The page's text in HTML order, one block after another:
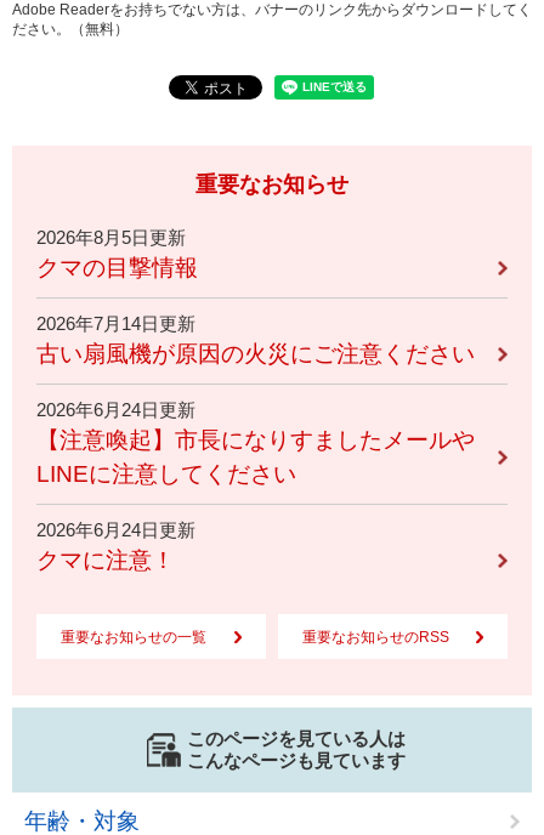
Adobe Readerをお持ちでない方は、バナーのリンク先からダウンロードしてく
ださい。（無料）
重要なお知らせ
2026年8月5日更新
クマの目撃情報
2026年7月14日更新
古い扇風機が原因の火災にご注意ください
2026年6月24日更新
【注意喚起】市長になりすましたメールや
LINEに注意してください
2026年6月24日更新
クマに注意！
重要なお知らせの一覧 重要なお知らせのRSS
このページを見ている人は
こんなページも見ています
年齢・対象